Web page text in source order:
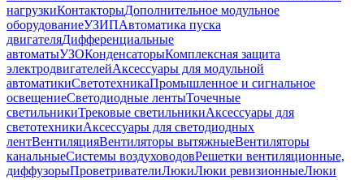
нагрузкиКонтакторыДополнительное модульное
оборудованиеУЗИПАвтоматика пуска
двигателяДифференциальные
автоматыУЗОКонденсаторыКомплексная защита
электродвигателейАксессуары для модульной
автоматикиСветотехникаПромышленное и сигнальное
освещениеСветодиодные лентыТочечные
светильникиТрековые светильникиАксессуары для
светотехникиАксессуары для светодиодных
лентВентиляцияВентиляторы вытяжныеВентиляторы
канальныеСистемы воздуховодовРешетки вентиляционные,
диффузорыПроветривателиЛюкиЛюки ревизионныеЛюки